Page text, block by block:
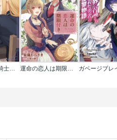
占い師には花騎士の恋心が見えています 運命の恋人は期限付き【単話版】